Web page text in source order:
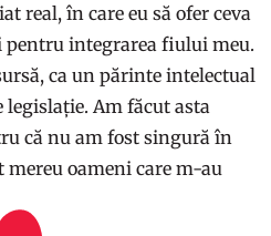
real, în care eu să ofer ceva
pentru integrarea fiului meu.
ca un părinte intelectual
legislație. Am făcut asta
că nu am fost singură în
oameni care m-au